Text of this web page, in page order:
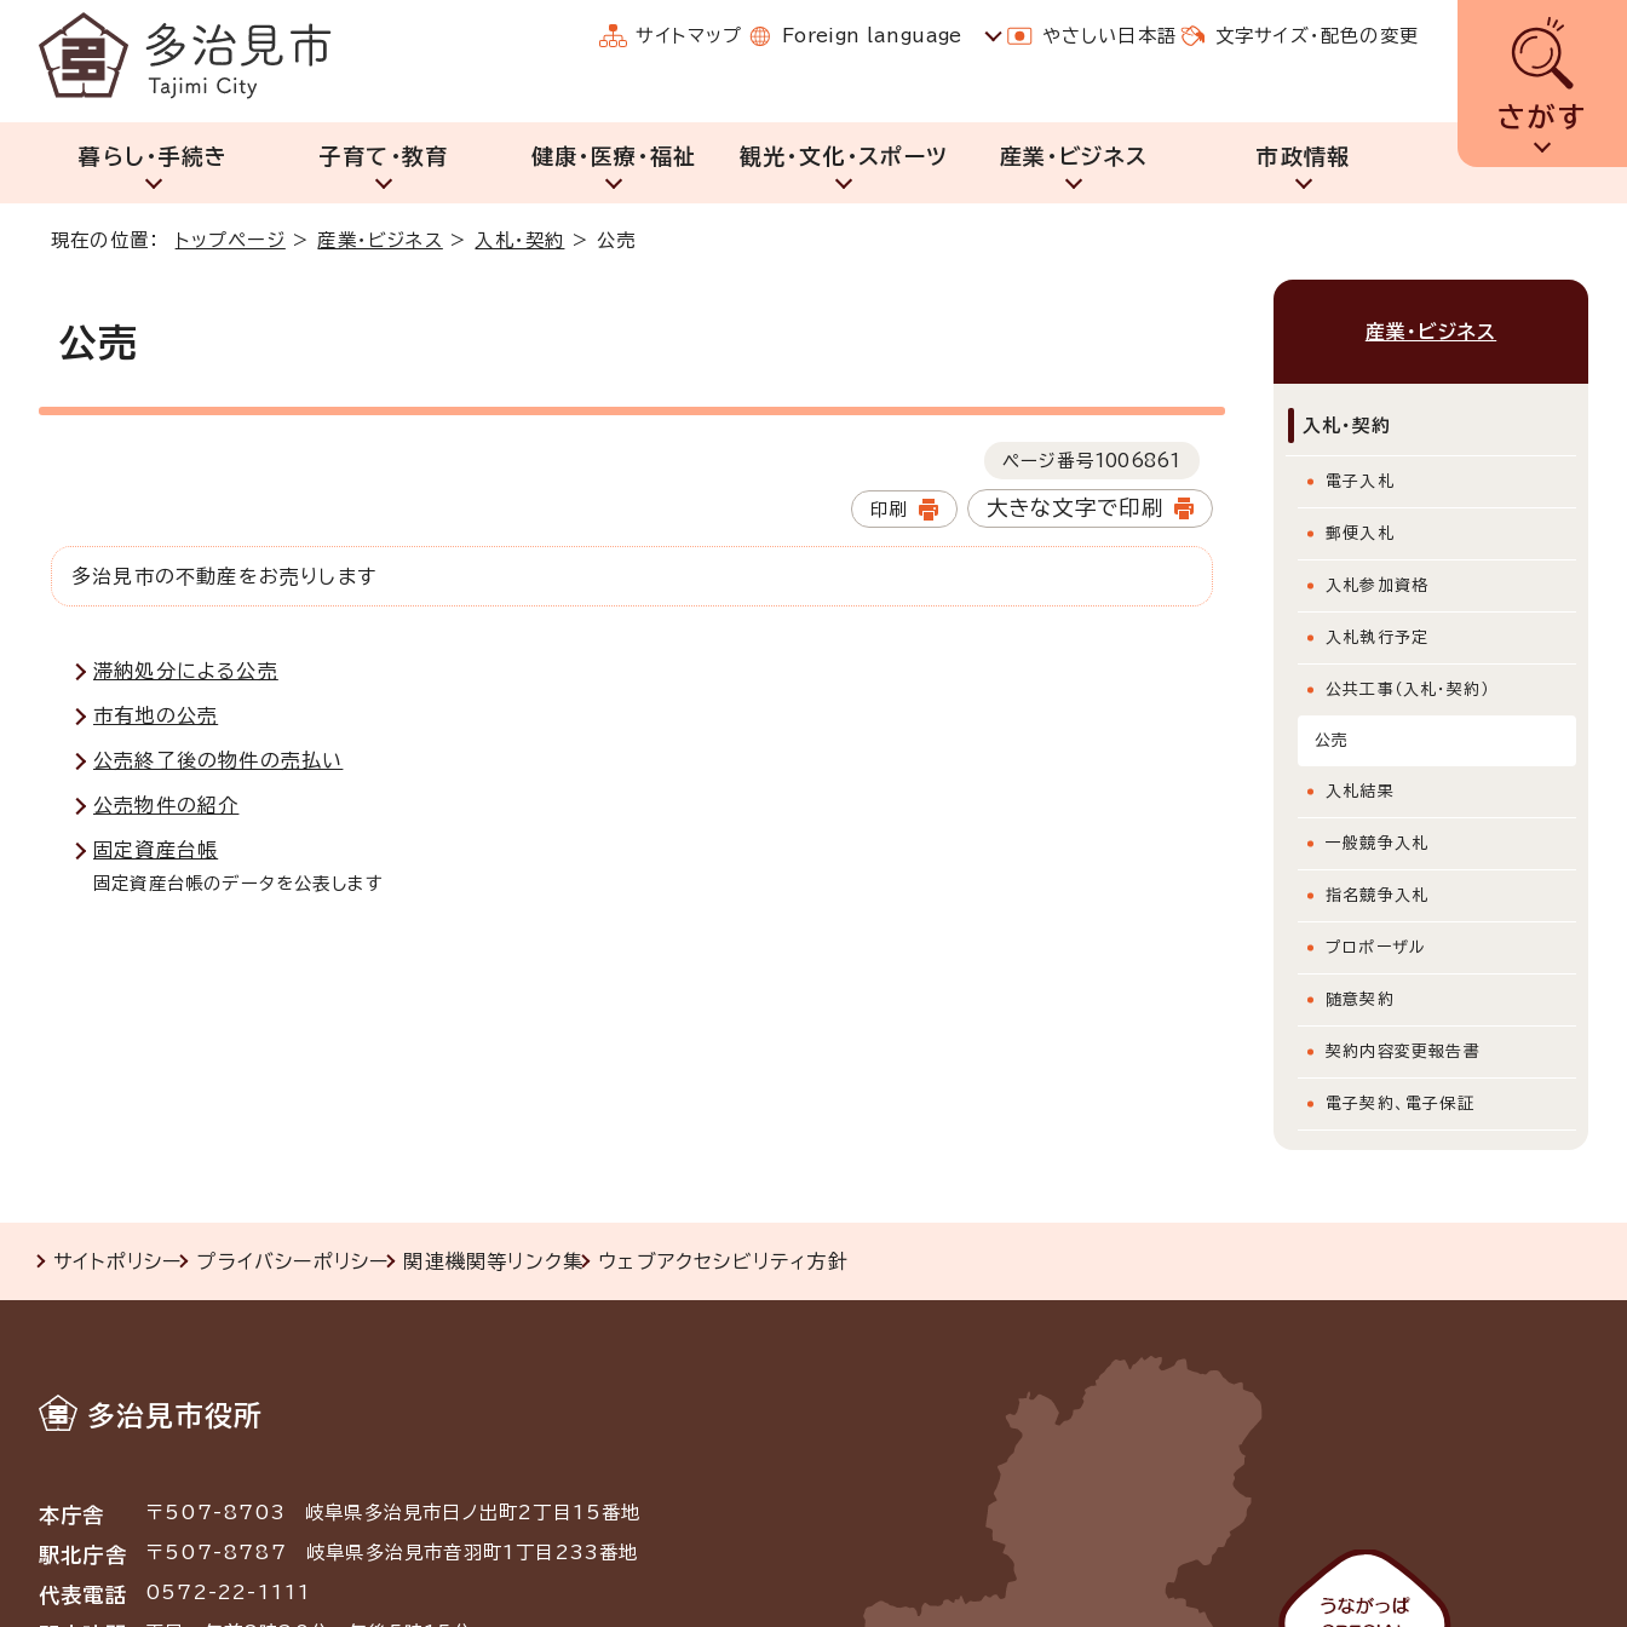
サイトマップ Foreign language やさしい日本語 文字サイズ・配色の変更
さがす
暮らし・手続き 子育て・教育 健康・医療・福祉 観光・文化・スポーツ 産業・ビジネス 市政情報
現在の位置： トップページ > 産業・ビジネス > 入札・契約 >公売
公売
ページ番号1006861
印刷 大きな文字で印刷
多治見市の不動産をお売りします
滞納処分による公売
市有地の公売
公売終了後の物件の売払い
公売物件の紹介
固定資産台帳
固定資産台帳のデータを公表します
産業・ビジネス
入札・契約
電子入札
郵便入札
入札参加資格
入札執行予定
公共工事（入札・契約）
公売
入札結果
一般競争入札
指名競争入札
プロポーザル
随意契約
契約内容変更報告書
電子契約、電子保証
サイトポリシー プライバシーポリシー 関連機関等リンク集 ウェブアクセシビリティ方針
多治見市役所
本庁舎 〒507-8703 岐阜県多治見市日ノ出町2丁目15番地
駅北庁舎 〒507-8787 岐阜県多治見市音羽町1丁目233番地
代表電話 0572-22-1111